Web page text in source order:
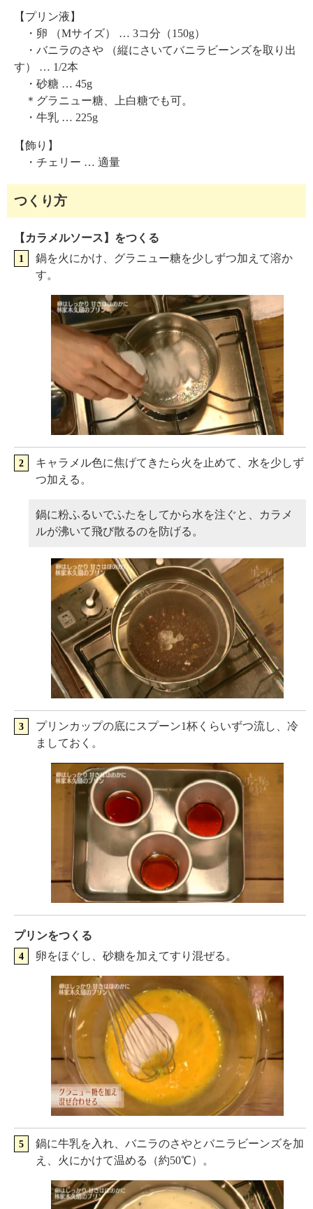
【プリン液】
・卵 （Mサイズ） … 3コ分（150g）
・バニラのさや （縦にさいてバニラビーンズを取り出
す） … 1/2本
・砂糖 … 45g
＊グラニュー糖、上白糖でも可。
・牛乳 … 225g
【飾り】
・チェリー … 適量
つくり方
【カラメルソース】をつくる
鍋を火にかけ、グラニュー糖を少しずつ加えて溶か
す。
キャラメル色に焦げてきたら火を止めて、水を少しず
つ加える。
鍋に粉ふるいでふたをしてから水を注ぐと、カラメ
ルが沸いて飛び散るのを防げる。
プリンカップの底にスプーン1杯くらいずつ流し、冷
ましておく。
プリンをつくる
卵をほぐし、砂糖を加えてすり混ぜる。
鍋に牛乳を入れ、バニラのさやとバニラビーンズを加
え、火にかけて温める（約50℃）。